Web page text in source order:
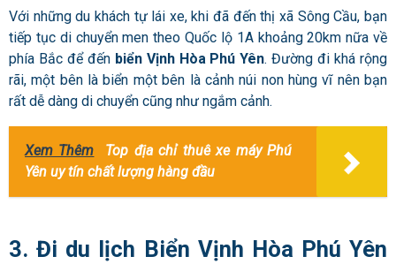
Với những du khách tự lái xe, khi đã đến thị xã Sông Cầu, bạn
tiếp tục di chuyển men theo Quốc lộ 1A khoảng 20km nữa về
phía Bắc để đến biển Vịnh Hòa Phú Yên. Đường đi khá rộng
rãi, một bên là biển một bên là cảnh núi non hùng vĩ nên bạn
rất dễ dàng di chuyển cũng như ngắm cảnh.
Xem Thêm
Top địa chỉ thuê xe máy Phú
Yên uy tín chất lượng hàng đầu
3. Đi du lịch Biển Vịnh Hòa Phú Yên